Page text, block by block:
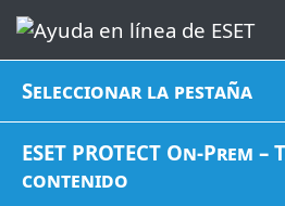
Seleccionar la pestaña
ESET PROTECT On-Prem –
contenido